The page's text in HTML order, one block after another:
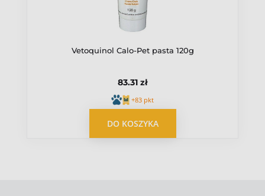
Vetoquinol Calo-Pet pasta 120g
83.31 zł
+83 pkt
DO KOSZYKA